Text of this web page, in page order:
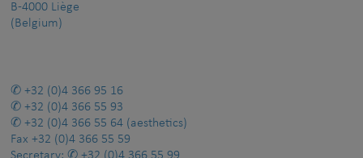
B-4000 Liège
(Belgium)
+32 (0)4 366 95 16
+32 (0)4 366 55 93
+32 (0)4 366 55 64 (aesthetics)
Fax +32 (0)4 366 55 59